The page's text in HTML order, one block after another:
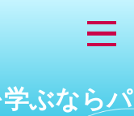
ぶならパ